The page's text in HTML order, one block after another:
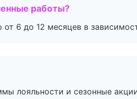
работы?
6 до 12 месяцев в
лояльности и сезонные